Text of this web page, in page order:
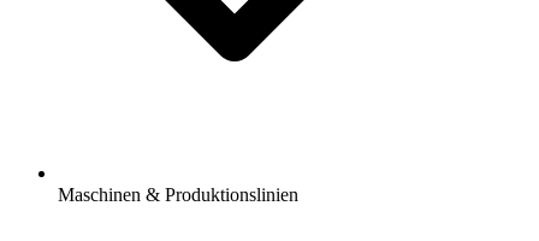
Maschinen & Produktionslinien